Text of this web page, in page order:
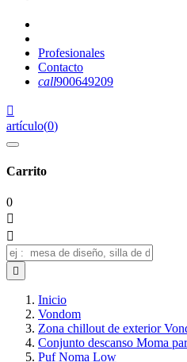
Profesionales
Contacto
call900649209

artículo(0)
Carrito
0



Inicio
Vondom
Zona chillout de exterior
Conjunto descanso Moma
Puf Noma Low